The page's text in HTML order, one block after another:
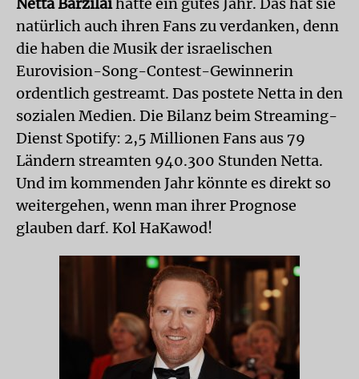
natürlich auch ihren Fans zu verdanken, denn
die haben die Musik der israelischen
Eurovision-Song-Contest-Gewinnerin
ordentlich gestreamt. Das postete Netta in den
sozialen Medien. Die Bilanz beim Streaming-
Dienst Spotify: 2,5 Millionen Fans aus 79
Ländern streamten 940.300 Stunden Netta.
Und im kommenden Jahr könnte es direkt so
weitergehen, wenn man ihrer Prognose
glauben darf. Kol HaKawod!